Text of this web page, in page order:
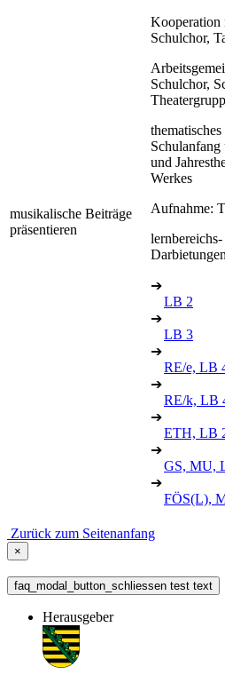
musikalische Beiträge
präsentieren
Kooperation
Schulchor,
Schulchor,
Schulanfang
und
Werkes
Aufnahme:
Darbietungen
➔
LB 2
➔
LB 3
➔
RE/e, LB
➔
RE/k, LB
➔
ETH, LB
➔
GS, MU,
➔
FÖS(L),
Zurück zum Seitenanfang
×
faq_modal_button_schliessen test text
Herausgeber